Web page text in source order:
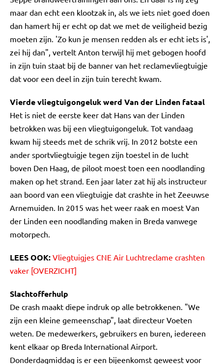
maar dan echt een klootzak in, als we iets niet goed doen
dan hamert hij er echt op dat we met de veiligheid bezig
moeten zijn. 'Zo kun je mensen redden als er echt iets is',
zei hij dan", vertelt Anton terwijl hij met gebogen hoofd
in zijn tuin staat bij de banner van het reclamevliegtuigje
dat voor een deel in zijn tuin terecht kwam.
Vierde vliegtuigongeluk werd Van der Linden fataal
Het is niet de eerste keer dat Hans van der Linden
betrokken was bij een vliegtuigongeluk. Tot vandaag
kwam hij steeds met de schrik vrij. In 2012 botste een
ander sportvliegtuigje tegen zijn toestel in de lucht
boven Den Haag, de piloot moest toen een noodlanding
maken op het strand. Een jaar later zat hij als instructeur
aan boord van een vliegtuigje dat crashte in het Zeeuwse
Arnemuiden. In 2015 was het weer raak en moest Van
der Linden een noodlanding maken in Breda vanwege
motorpech.
LEES OOK: Vliegtuigjes CNE Air Luchtreclame crashten
vaker [OVERZICHT]
Slachtofferhulp
De crash maakt diepe indruk op alle betrokkenen. "We
zijn een kleine gemeenschap", laat directeur Voeten
weten. De medewerkers, gebruikers en buren, iedereen
kent elkaar op Breda International Airport.
Donderdagmiddag is er een bijeenkomst geweest voor